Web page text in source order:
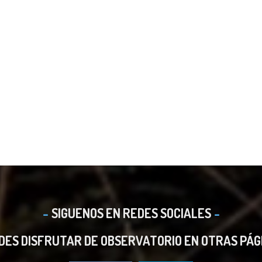
SIGUENOS EN REDES SOCIALES
DISFRUTAR DE OBSERVATORIO EN OTRAS